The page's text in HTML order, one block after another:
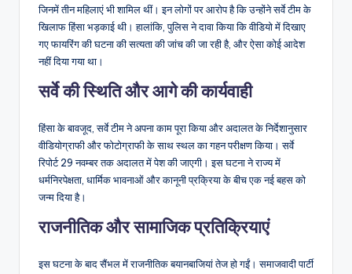
जिनमें तीन महिलाएं भी शामिल थीं। इन लोगों पर आरोप है कि उन्होंने सर्वे टीम के
खिलाफ हिंसा भड़काई थी। हालांकि, पुलिस ने दावा किया कि वीडियो में दिखाए
गए फायरिंग की घटना की सत्यता की जांच की जा रही है, और ऐसा कोई आदेश
नहीं दिया गया था।
सर्वे की स्थिति और आगे की कार्यवाही
हिंसा के बावजूद, सर्वे टीम ने अपना काम पूरा किया और अदालत के निर्देशानुसार
वीडियोग्राफी और फोटोग्राफी के साथ स्थल का गहन परीक्षण किया। सर्वे
रिपोर्ट 29 नवम्बर तक अदालत में पेश की जाएगी। इस घटना ने राज्य में
धर्मनिरपेक्षता, धार्मिक भावनाओं और कानूनी प्रक्रिया के बीच एक नई बहस को
जन्म दिया है।
राजनीतिक और सामाजिक प्रतिक्रियाएं
इस घटना के बाद सैंभल में राजनीतिक बयानबाजियां तेज हो गईं। समाजवादी पार्टी